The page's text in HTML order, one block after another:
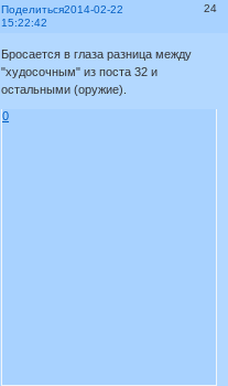
Поделиться 24
2014-02-22
15:22:42
Бросается в глаза разница между
"худосочным" из поста 32 и
остальными (оружие).
0